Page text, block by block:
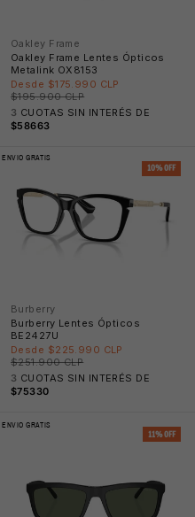
Oakley Frame
Oakley Frame Lentes Ópticos
Metalink OX8153
Precio rebajado
Desde $175.990 CLP
Precio normal
$195.900 CLP
3 CUOTAS SIN INTERÉS DE
$58663
ENVIO GRATIS
10% OFF
Burberry
Burberry Lentes Ópticos
BE2427U
Precio rebajado
Desde $225.990 CLP
Precio normal
$251.900 CLP
3 CUOTAS SIN INTERÉS DE
$75330
ENVIO GRATIS
11% OFF